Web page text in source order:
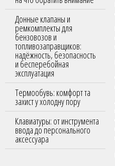
Донные клапаны и
ремкомплекты для
бензовозов и
топливозаправщиков:
надёжность, безопасность
и бесперебойная
эксплуатация
Термообувь: комфорт та
захист у холодну пору
Клавиатуры: от инструмента
ввода до персонального
аксессуара